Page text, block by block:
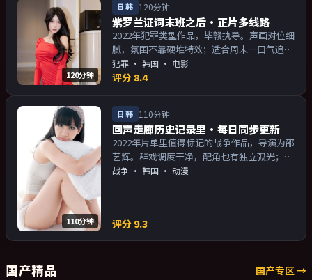
120分钟
日韩 120分钟
紫罗兰证词末班之后·正片多线路
2022年犯罪类型作品，毕赣执导。声画对位细
腻，氛围不靠硬堆特效；适合周末一口气追
完。主演以演技派为主，适合喜欢强叙事与人
物关系的观众加入片单。
犯罪 · 韩国 · 电影
评分 8.4
110分钟
日韩 110分钟
回声走廊历史记录里·每日同步更新
2022年片单里值得标记的战争作品，导演为邵
艺辉。群戏调度干净，配角也有独立弧光；配
乐与画面气质统一。主演以演技派为主，适合
战争 · 韩国 · 动漫
评分 9.3
国产精品 国产专区 →